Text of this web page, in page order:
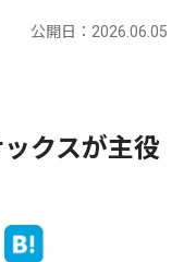
公開日：2026.06.05
クスが主役